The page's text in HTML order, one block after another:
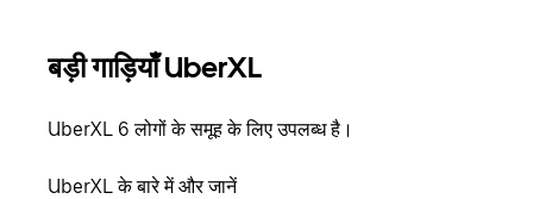
बड़ी गाड़ियाँ UberXL
UberXL 6 लोगों के समूह के लिए उपलब्ध है।
UberXL के बारे में और जानें